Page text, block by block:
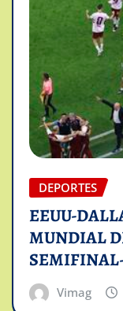
DEPORTES
EEUU-
MUNDIAL
Vimag